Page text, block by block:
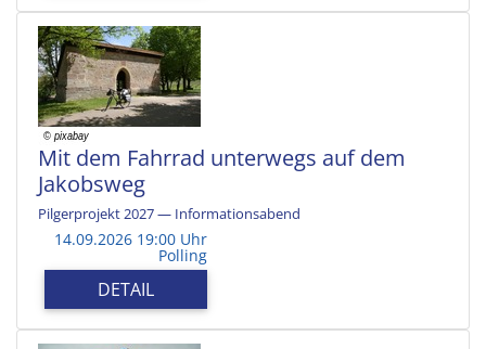
Mit dem Fahrrad unterwegs auf dem
Jakobsweg
Pilgerprojekt 2027 — Informationsabend
14.09.2026 19:00 Uhr
Polling
DETAIL